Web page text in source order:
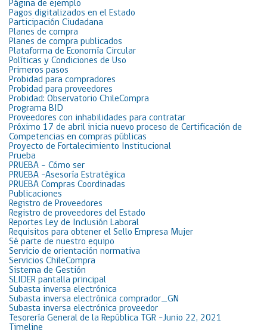
Página de ejemplo
Pagos digitalizados en el Estado
Participación Ciudadana
Planes de compra
Planes de compra publicados
Plataforma de Economía Circular
Políticas y Condiciones de Uso
Primeros pasos
Probidad para compradores
Probidad para proveedores
Probidad: Observatorio ChileCompra
Programa BID
Proveedores con inhabilidades para contratar
Próximo 17 de abril inicia nuevo proceso de Certificación de
Competencias en compras públicas
Proyecto de Fortalecimiento Institucional
Prueba
PRUEBA – Cómo ser
PRUEBA -Asesoría Estratégica
PRUEBA Compras Coordinadas
Publicaciones
Registro de Proveedores
Registro de proveedores del Estado
Reportes Ley de Inclusión Laboral
Requisitos para obtener el Sello Empresa Mujer
Sé parte de nuestro equipo
Servicio de orientación normativa
Servicios ChileCompra
Sistema de Gestión
SLIDER pantalla principal
Subasta inversa electrónica
Subasta inversa electrónica comprador_GN
Subasta inversa electrónica proveedor
Tesorería General de la República TGR -Junio 22, 2021
Timeline